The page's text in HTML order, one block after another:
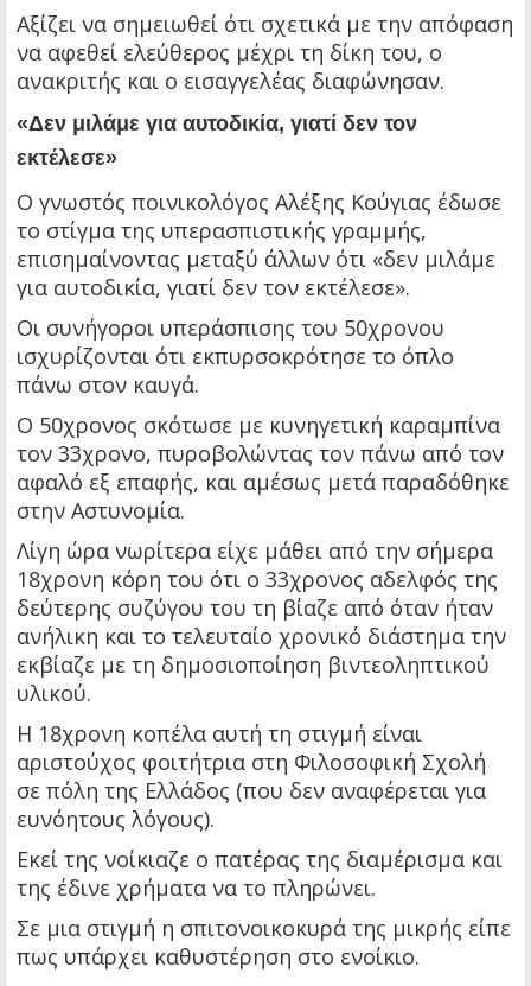
Αξίζει να σημειωθεί ότι σχετικά με την απόφαση
να αφεθεί ελεύθερος μέχρι τη δίκη του, ο
ανακριτής και ο εισαγγελέας διαφώνησαν.
«Δεν μιλάμε για αυτοδικία, γιατί δεν τον
εκτέλεσε»
Ο γνωστός ποινικολόγος Αλέξης Κούγιας έδωσε
το στίγμα της υπερασπιστικής γραμμής,
επισημαίνοντας μεταξύ άλλων ότι «δεν μιλάμε
για αυτοδικία, γιατί δεν τον εκτέλεσε».
Οι συνήγοροι υπεράσπισης του 50χρονου
ισχυρίζονται ότι εκπυρσοκρότησε το όπλο
πάνω στον καυγά.
Ο 50χρονος σκότωσε με κυνηγετική καραμπίνα
τον 33χρονο, πυροβολώντας τον πάνω από τον
αφαλό εξ επαφής, και αμέσως μετά παραδόθηκε
στην Αστυνομία.
Λίγη ώρα νωρίτερα είχε μάθει από την σήμερα
18χρονη κόρη του ότι ο 33χρονος αδελφός της
δεύτερης συζύγου του τη βίαζε από όταν ήταν
ανήλικη και το τελευταίο χρονικό διάστημα την
εκβίαζε με τη δημοσιοποίηση βιντεοληπτικού
υλικού.
Η 18χρονη κοπέλα αυτή τη στιγμή είναι
αριστούχος φοιτήτρια στη Φιλοσοφική Σχολή
σε πόλη της Ελλάδος (που δεν αναφέρεται για
ευνόητους λόγους).
Εκεί της νοίκιαζε ο πατέρας της διαμέρισμα και
της έδινε χρήματα να το πληρώνει.
Σε μια στιγμή η σπιτονοικοκυρά της μικρής είπε
πως υπάρχει καθυστέρηση στο ενοίκιο.